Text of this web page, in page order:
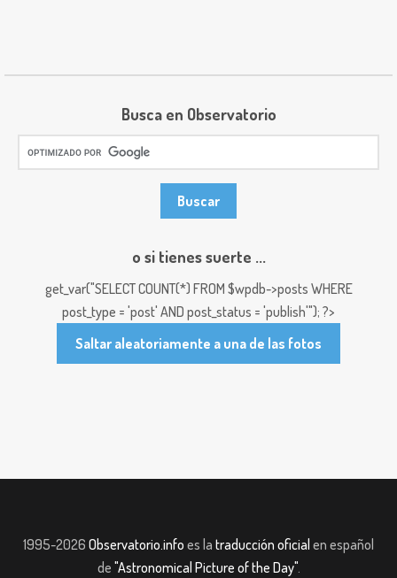
Busca en Observatorio
o si tienes suerte ...
get_var("SELECT COUNT(*) FROM $wpdb->posts WHERE
post_type = 'post' AND post_status = 'publish'"); ?>
Saltar aleatoriamente a una de las fotos
1995-2026 Observatorio.info es la traducción oficial en español
de "Astronomical Picture of the Day".